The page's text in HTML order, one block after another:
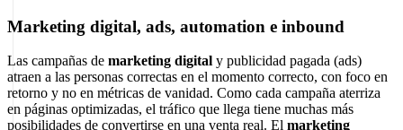
Marketing digital, ads, automation e inbound
Las campañas de marketing digital y publicidad pagada (ads)
atraen a las personas correctas en el momento correcto, con foco en
retorno y no en métricas de vanidad. Como cada campaña aterriza
en páginas optimizadas, el tráfico que llega tiene muchas más
posibilidades de convertirse en una venta real. El marketing